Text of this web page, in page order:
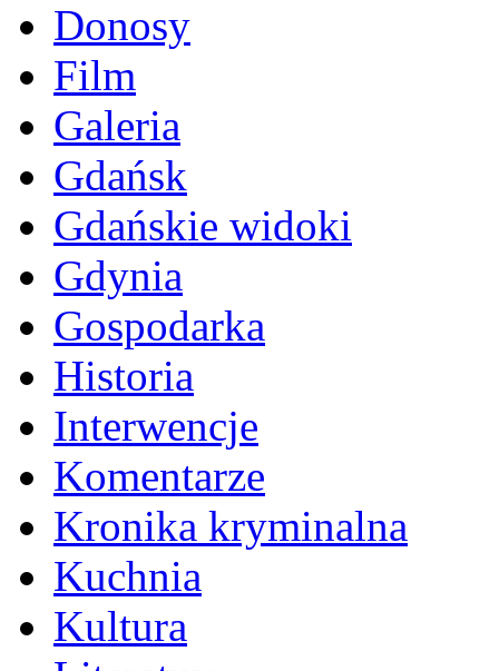
Donosy
Film
Galeria
Gdańsk
Gdańskie widoki
Gdynia
Gospodarka
Historia
Interwencje
Komentarze
Kronika kryminalna
Kuchnia
Kultura